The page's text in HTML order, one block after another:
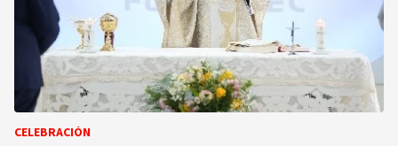
CELEBRACIÓN